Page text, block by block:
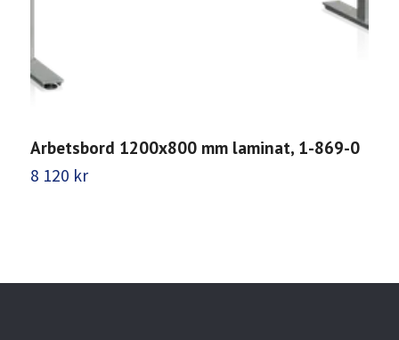
Arbetsbord 1200x800 mm laminat, 1-869-0
8 120 kr